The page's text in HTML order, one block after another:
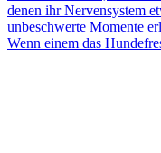
Wenn einem das